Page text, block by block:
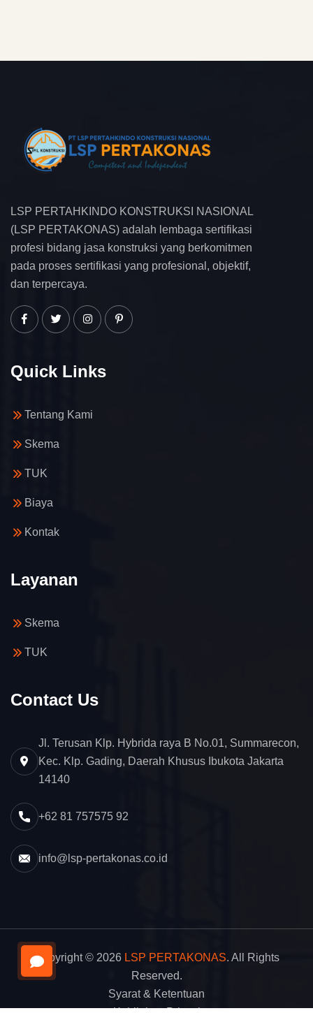
LSP PERTAHKINDO KONSTRUKSI NASIONAL
(LSP PERTAKONAS) adalah lembaga sertifikasi
profesi bidang jasa konstruksi yang berkomitmen
pada proses sertifikasi yang profesional, objektif,
dan terpercaya.
Quick Links
Tentang Kami
Skema
TUK
Biaya
Kontak
Layanan
Skema
TUK
Contact Us
Jl. Terusan Klp. Hybrida raya B No.01, Summarecon,
Kec. Klp. Gading, Daerah Khusus Ibukota Jakarta
14140
+62 81 757575 92
info@lsp-pertakonas.co.id
Copyright © 2026 LSP PERTAKONAS. All Rights
Reserved.
Syarat & Ketentuan